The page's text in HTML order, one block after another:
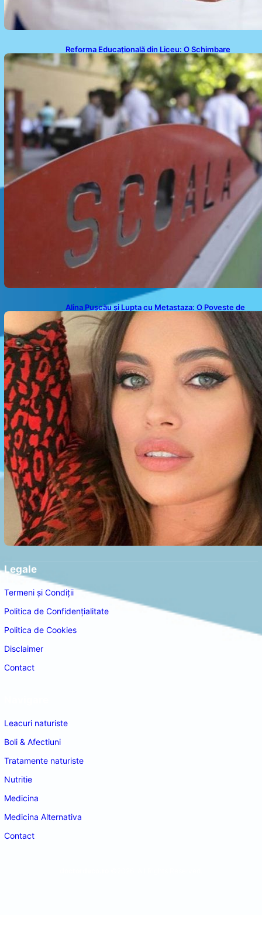
Reforma Educațională din Liceu: O Schimbare
Fundamentală pentru Generațiile Viitoare
Alina Pușcău și Lupta cu Metastaza: O Poveste de
Curaj și Inspirație
Legale
Termeni și Condiții
Politica de Confidențialitate
Politica de Cookies
Disclaimer
Contact
Leacuri naturiste
Boli & Afectiuni
Tratamente naturiste
Nutritie
Medicina
Medicina Alternativa
Contact